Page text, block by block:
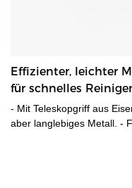
Effizienter, leichter
für schnelles
- Mit Teleskopgriff aus
aber langlebiges Metall. -
weichen Löchern zum